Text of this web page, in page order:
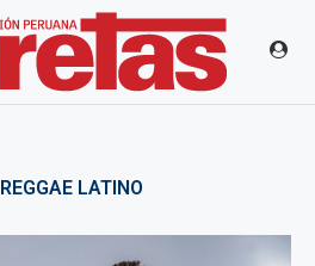
REGGAE LATINO